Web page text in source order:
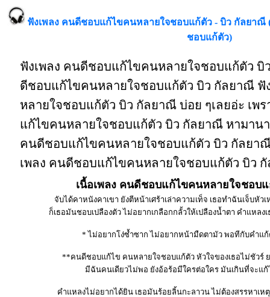
ฟังเพลง คนดีชอบแก้ไขคนหลายใจชอบแก้ตัว - บิว กัลยา
ชอบแก้ตัว)
ฟังเพลง คนดีชอบแก้ไขคนหลายใจชอบแก้ตัว บิ
ดีชอบแก้ไขคนหลายใจชอบแก้ตัว บิว กัลยาณี ฟั
หลายใจชอบแก้ตัว บิว กัลยาณี บ่อย ๆเลยอ่ะ เพ
แก้ไขคนหลายใจชอบแก้ตัว บิว กัลยาณี หามานา
คนดีชอบแก้ไขคนหลายใจชอบแก้ตัว บิว กัลยา
เพลง คนดีชอบแก้ไขคนหลายใจชอบแก้ตัว บิว
เนื้อเพลง คนดีชอบแก้ไขคนหลายใจชอบ
จับได้คาหนังคาเขา ยังตีหน้าเศร้าเล่าความเท็จ เธอทำฉันเจ็บหัว
ก็เธอมันชอบเปลืองตัว ไม่อยากเกลือกกลั้วให้เปลืองน้ำตา คำแหลง
* ไม่อยากโง่ซ้ำซาก ไม่อยากหน้ามืดตามัว พอทีกับคำแ
**คนดีชอบแก้ไข คนหลายใจชอบแก้ตัว หัวใจของเธอไม่ชัวร์
มีฉันคนเดียวไม่พอ ยังอ้อร้อมีใครต่อใคร มันเกินที่จะแก้
คำแหลงไม่อยากได้ยิน เธอมันร้อยลิ้นกะลาวน ไม่ต้องสรรหาเ